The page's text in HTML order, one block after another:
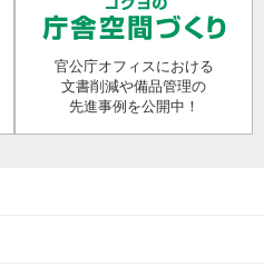
官公庁オフィスにおける
文書削減や備品管理の
先進事例を公開中！